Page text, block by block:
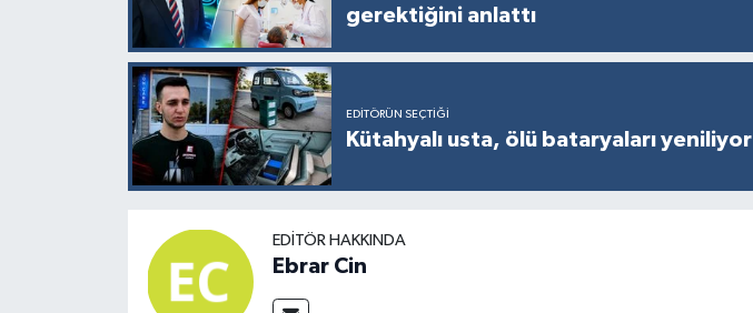
gerektiğini anlattı
EDITÖRÜN SEÇTIĞI
Kütahyalı usta, ölü bataryaları yeniliyor
EDITÖR HAKKINDA
Ebrar Cin